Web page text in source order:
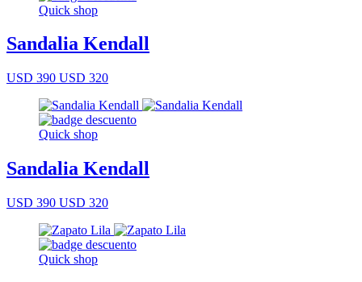
Quick shop
Sandalia Kendall
USD 390 USD 320
Quick shop
Sandalia Kendall
USD 390 USD 320
Quick shop